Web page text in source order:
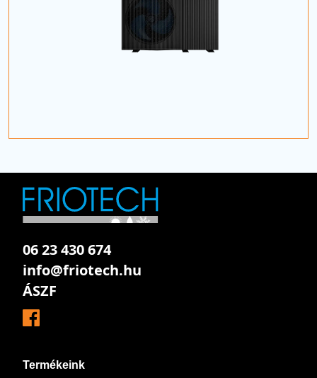
06 23 430 674
info@friotech.hu
ÁSZF
Termékeink